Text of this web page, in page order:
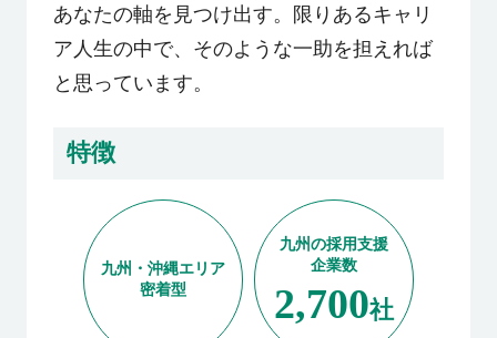
利用者の声
転職のご相談・登録
あなたの軸を見つけ出す。限りあるキャリ
ア人生の中で、そのような一助を担えれば
と思っています。
特徴
九州・沖縄エリア
密着型
九州の採用支援
企業数
2,700社